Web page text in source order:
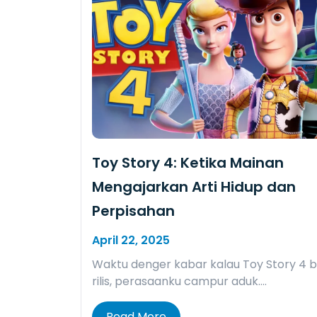
Toy Story 4: Ketika Mainan
Mengajarkan Arti Hidup dan
Perpisahan
April 22, 2025
Waktu denger kabar kalau Toy Story 4
rilis, perasaanku campur aduk….